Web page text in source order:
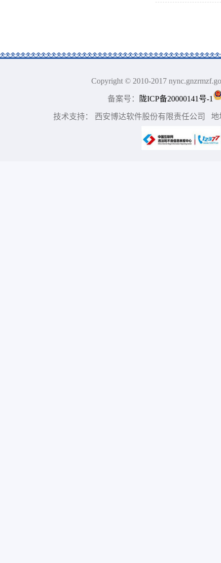
Copyright © 2010-2017
备案号： 陇ICP备20000141号-1
技术支持： 西安博达软件股份有限责任公司 地